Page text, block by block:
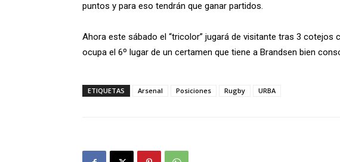
puntos y para eso tendrán que ganar partidos.
Ahora este sábado el “tricolor” jugará de visitante tras 3
ocupa el 6º lugar de un certamen que tiene a Brandsen bien
ETIQUETAS Arsenal Posiciones Rugby URBA